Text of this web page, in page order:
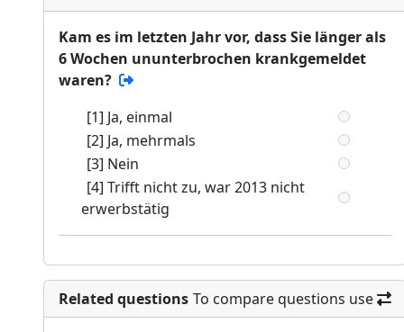
Kam es im letzten Jahr vor, dass Sie länger als
6 Wochen ununterbrochen krankgemeldet
waren?
[1] Ja, einmal
[2] Ja, mehrmals
[3] Nein
[4] Trifft nicht zu, war 2013 nicht
erwerbstätig
Related questions To compare questions use